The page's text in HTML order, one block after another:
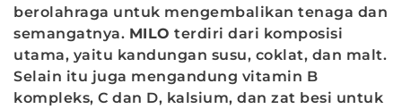
berolahraga untuk mengembalikan tenaga dan
semangatnya. MILO terdiri dari komposisi
utama, yaitu kandungan susu, coklat, dan malt.
Selain itu juga mengandung vitamin B
kompleks, C dan D, kalsium, dan zat besi untuk